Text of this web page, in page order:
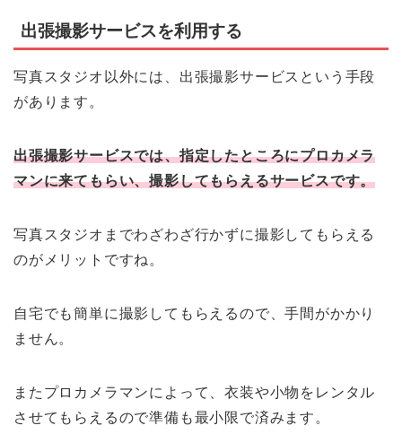
出張撮影サービスを利用する
写真スタジオ以外には、出張撮影サービスという手段
があります。
出張撮影サービスでは、指定したところにプロカメラ
マンに来てもらい、撮影してもらえるサービスです。
写真スタジオまでわざわざ行かずに撮影してもらえる
のがメリットですね。
自宅でも簡単に撮影してもらえるので、手間がかかり
ません。
またプロカメラマンによって、衣装や小物をレンタル
させてもらえるので準備も最小限で済みます。